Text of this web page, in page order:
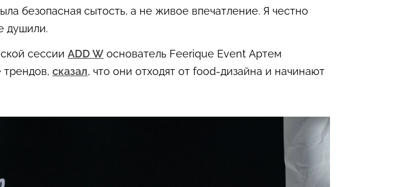
безопасная сытость, а не живое впечатление. Я честно
душили.
сессии ADD W основатель Feerique Event Артем
трендов, сказал, что они отходят от food-дизайна и начинают